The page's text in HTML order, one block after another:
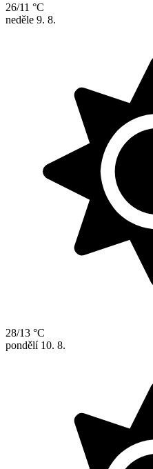
26/11 °C
neděle 9. 8.
28/13 °C
pondělí 10. 8.